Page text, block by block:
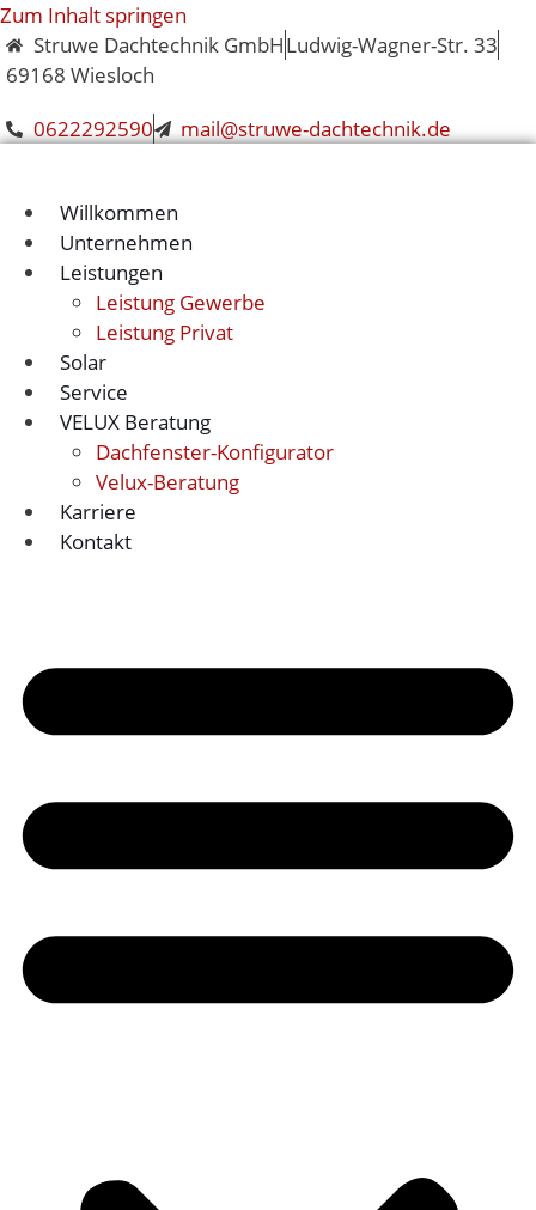
Zum Inhalt springen
Struwe Dachtechnik GmbHLudwig-Wagner-Str. 33
69168 Wiesloch
0622292590
mail@struwe-dachtechnik.de
Willkommen
Unternehmen
Leistungen
Leistung Gewerbe
Leistung Privat
Solar
Service
VELUX Beratung
Dachfenster-Konfigurator
Velux-Beratung
Karriere
Kontakt